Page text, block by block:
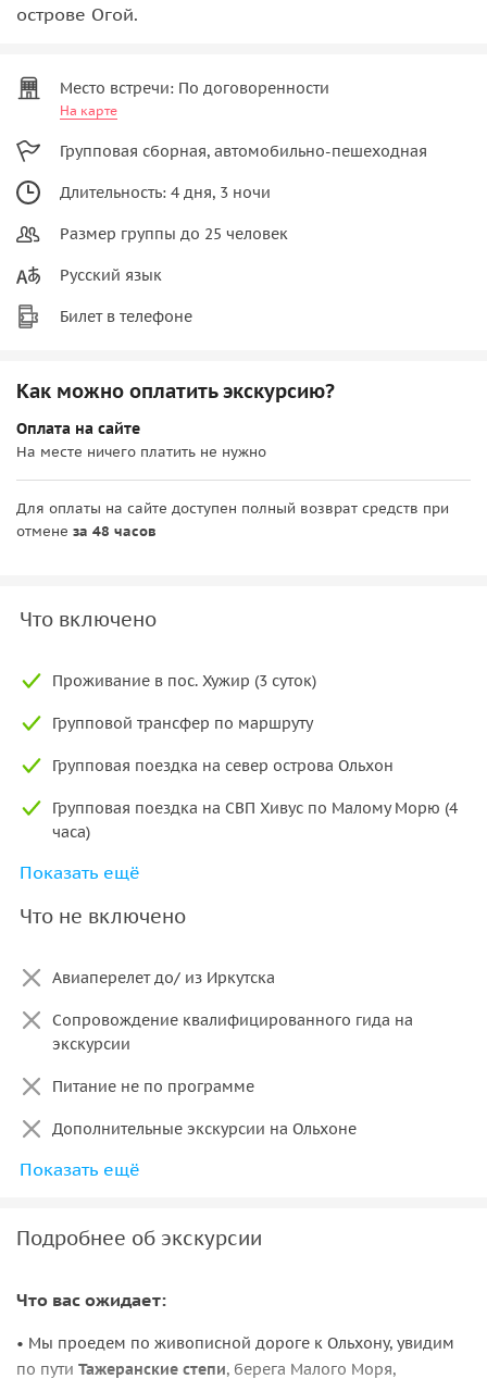
острове Огой.
Место встречи: По договоренности
На карте
Групповая сборная, автомобильно-пешеходная
Длительность: 4 дня, 3 ночи
Размер группы до 25 человек
Русский язык
Билет в телефоне
Как можно оплатить экскурсию?
Оплата на сайте
На месте ничего платить не нужно
Для оплаты на сайте доступен полный возврат средств при
отмене за 48 часов
Что включено
Проживание в пос. Хужир (3 суток)
Групповой трансфер по маршруту
Групповая поездка на север острова Ольхон
Групповая поездка на СВП Хивус по Малому Морю (4
часа)
Сборы Прибайкальского нацпарка
Питание
Показать ещё
Что не включено
Авиаперелет до/ из Иркутска
Сопровождение квалифицированного гида на
экскурсии
Питание не по программе
Дополнительные экскурсии на Ольхоне
Переправа на «Хивусе» / катере через пролив
Показать ещё
Подробнее об экскурсии
Что вас ожидает:
• Мы проедем по живописной дороге к Ольхону, увидим
по пути Тажеранские степи, берега Малого Моря,